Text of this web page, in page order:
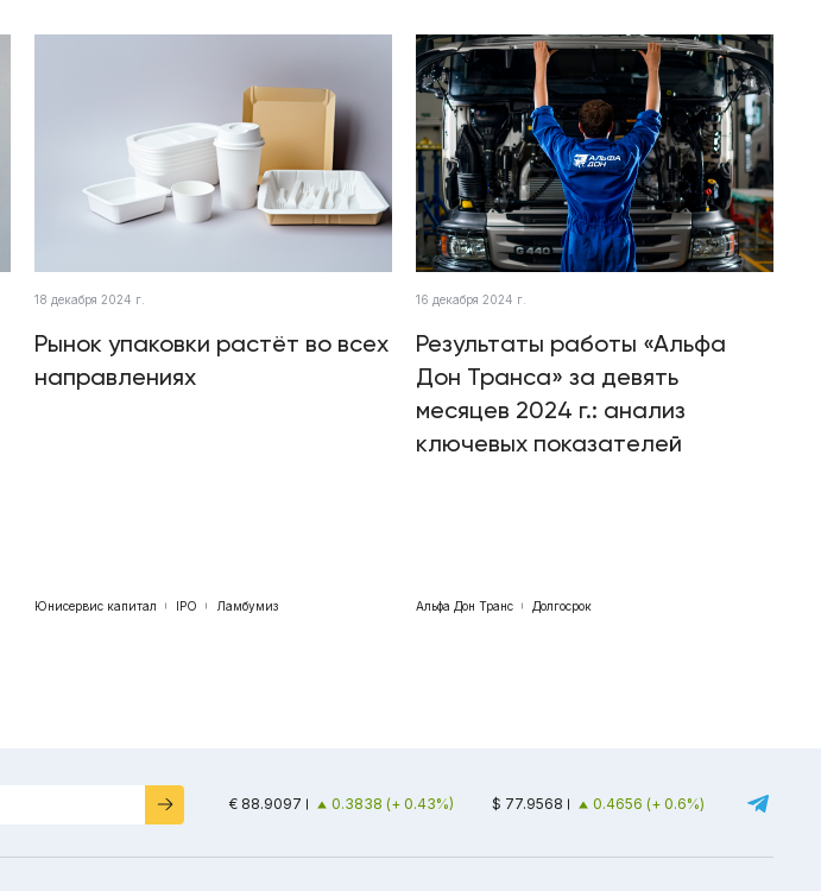
18 декабря 2024 г.
Рынок упаковки растёт во всех
направлениях
Юнисервис капитал IPO Ламбумиз
16 декабря 2024 г.
Результаты работы «Альфа
Дон Транса» за девять
месяцев 2024 г.: анализ
ключевых показателей
Альфа Дон Транс Долгосрок
€ 88.9097 0.3838 (+ 0.43%) $ 77.9568 0.4656 (+ 0.6%)